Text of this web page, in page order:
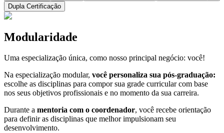
Dupla Certificação
Modularidade
Uma especialização única, como nosso principal negócio: você!
Na especialização modular, você personaliza sua pós-graduação:
escolhe as disciplinas para compor sua grade curricular com base
nos seus objetivos profissionais e no momento da sua carreira.
Durante a mentoria com o coordenador, você recebe orientação
para definir as disciplinas que melhor impulsionam seu
desenvolvimento.